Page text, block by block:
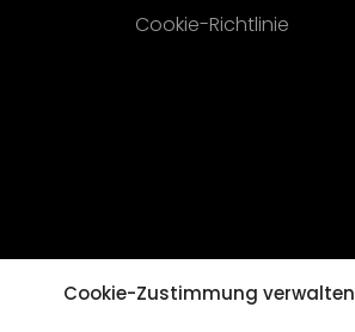
Cookie-Zustimmung verwalten
Cookie-Richtlinie